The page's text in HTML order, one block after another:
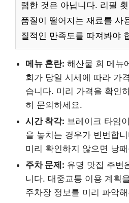
렴한 것은 아닙니다. 리필
품질이 떨어지는 재료를 사
질적인 만족도를 따져봐야
메뉴 혼란: 해산물 회 메뉴
회가 당일 시세에 따라 가
습니다. 미리 가격을 확인
히 문의하세요.
시간 착각: 브레이크 타임
을 놓치는 경우가 빈번합
미리 확인하지 않으면 낭
주차 문제: 유명 맛집 주변
니다. 대중교통 이용 계획
주차장 정보를 미리 파악